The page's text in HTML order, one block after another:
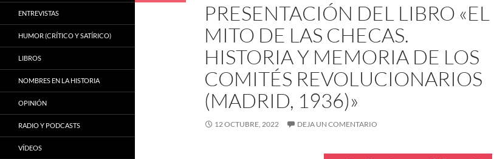
PRESENTACIÓN DEL LIBRO «EL
MITO DE LAS CHECAS.
HISTORIA Y MEMORIA DE LOS
COMITÉS REVOLUCIONARIOS
(MADRID, 1936)»
12 OCTUBRE, 2022 DEJA UN COMENTARIO
ENTREVISTAS
HUMOR (CRÍTICO Y SATÍRICO)
LIBROS
NOMBRES EN LA HISTORIA
OPINIÓN
RADIO Y PODCASTS
VÍDEOS